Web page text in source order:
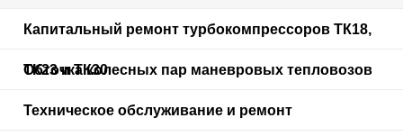
Капитальный ремонт турбокомпрессоров ТК18,
ТК23 и ТК30
Обточка колесных пар маневровых тепловозов
Техническое обслуживание и ремонт